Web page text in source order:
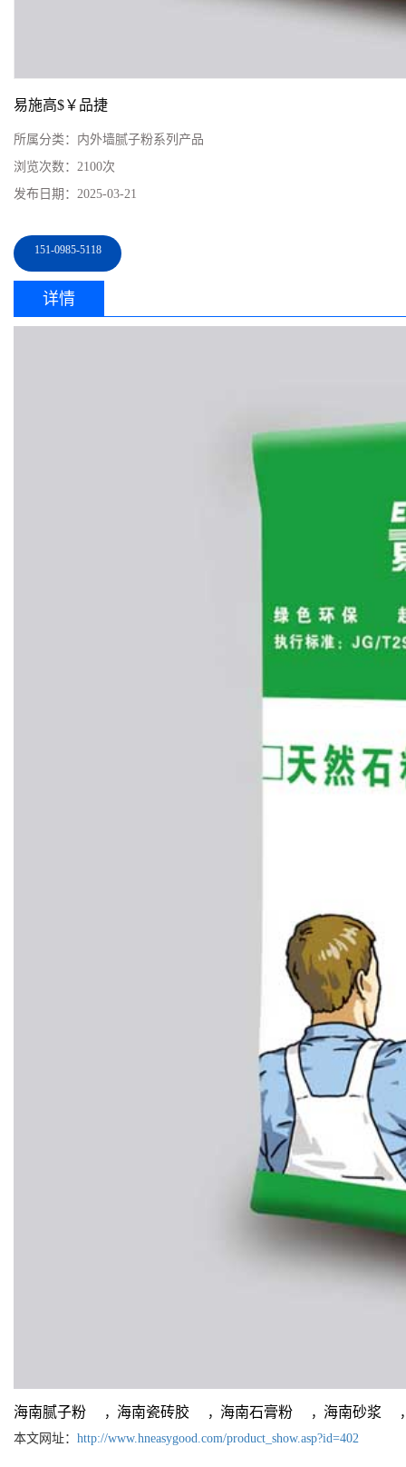
易施高$￥品捷
所属分类： 内外墙腻子粉系列产品
浏览次数： 2100次
发布日期： 2025-03-21
151-0985-5118
详情
海南腻子粉 ， 海南瓷砖胶 ， 海南石膏粉 ， 海南砂浆
本文网址： http://www.hneasygood.com/product_show.asp?id=402